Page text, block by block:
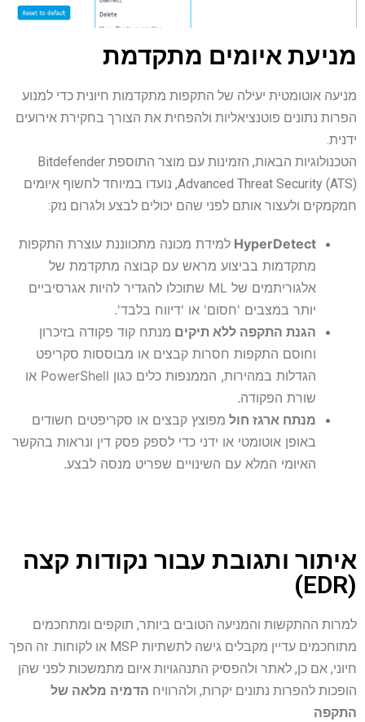
מניעת איומים מתקדמת
מניעה אוטומטית יעילה של התקפות מתקדמות חיונית כדי למנוע
הפרות נתונים פוטנציאליות ולהפחית את הצורך בחקירת אירועים
ידנית.
הטכנולוגיות הבאות, הזמינות עם מוצר התוספת Bitdefender
Advanced Threat Security (ATS), נועדו במיוחד לחשוף איומים
חמקמקים ולעצור אותם לפני שהם יכולים לבצע ולגרום נזק:
HyperDetect למידת מכונה מתכווננת עוצרת התקפות
מתקדמות בביצוע מראש עם קבוצה מתקדמת של
אלגוריתמים של ML שתוכלו להגדיר להיות אגרסיביים
יותר במצבים 'חסום' או 'דיווח בלבד'.
הגנת התקפה ללא תיקים מנתח קוד פקודה בזיכרון
וחוסם התקפות חסרות קבצים או מבוססות סקריפט
הגדלות במהירות, הממנפות כלים כגון PowerShell או
שורת הפקודה.
מנתח ארגז חול מפוצץ קבצים או סקריפטים חשודים
באופן אוטומטי או ידני כדי לספק פסק דין ונראות בהקשר
האיומי המלא עם השינויים שפריט מנסה לבצע.
איתור ותגובת עבור נקודות קצה
(EDR)
למרות ההתקשות והמניעה הטובים ביותר, תוקפים ומתחכמים
מתוחכמים עדיין מקבלים גישה לתשתיות MSP או לקוחות. זה הפך
חיוני, אם כן, לאתר ולהפסיק התנהגויות איום מתמשכות לפני שהן
הופכות להפרות נתונים יקרות, ולהרוויח הדמיה מלאה של
התקפה